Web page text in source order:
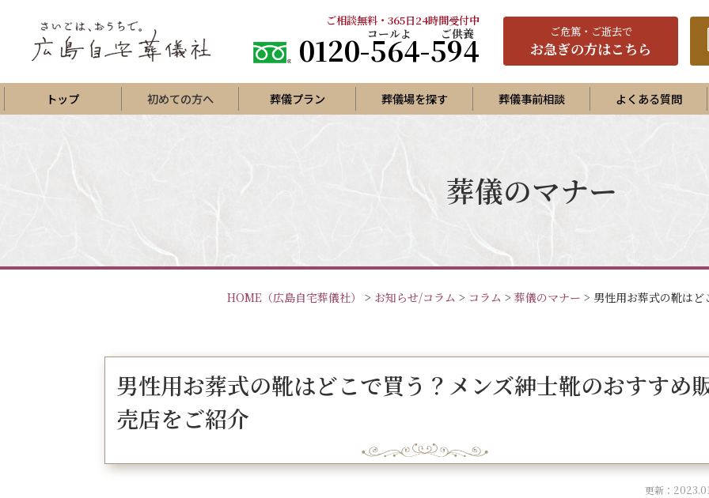
ご相談無料・365日24時間受付中
0120-564-594 ご危篤・ご逝去で
お急ぎの方はこちら
トップ 初めての方へ 葬儀プラン
葬儀場で家族葬一日プラン
西風館でシンプルな家族葬
生活保護葬（福祉葬）プラン
葬儀場を探す 葬儀事前相談 よくある質問
葬儀のマナー
HOME （広島自宅葬儀社） > お知らせ/コラム > コラム > 葬儀のマナー > 男性用お葬式の靴は
男性用お葬式の靴はどこで買う？メンズ紳士靴のおすすめ
売店をご紹介
更新：